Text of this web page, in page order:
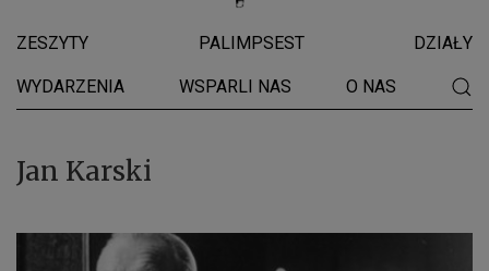
ZESZYTY PALIMPSEST DZIAŁY
WYDARZENIA WSPARLI NAS O NAS
Jan Karski